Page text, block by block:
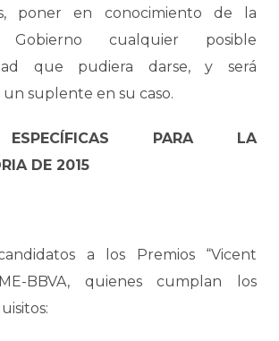
poner en conocimiento de la
cualquier posible
que pudiera darse, y será
suplente en su caso.
ESPECÍFICAS PARA LA
DE 2015
a los Premios “Vicent
BBVA, quienes cumplan los